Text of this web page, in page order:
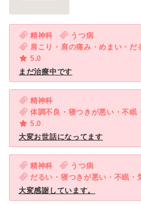
精神科
うつ病
5.0
まだ治療中です
精神科
5.0
大変お世話になってます
精神科
うつ病
だるい・寝つきが悪い・不眠・
大変感謝しています。